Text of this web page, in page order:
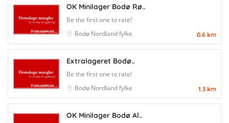
OK Minilager Bodø Rø..
Be the first one to rate!
Bodø Nordland fylke 0.6 km
Extralageret Bodø..
Be the first one to rate!
Bodø Nordland fylke 1.3 km
OK Minilager Bodø Al..